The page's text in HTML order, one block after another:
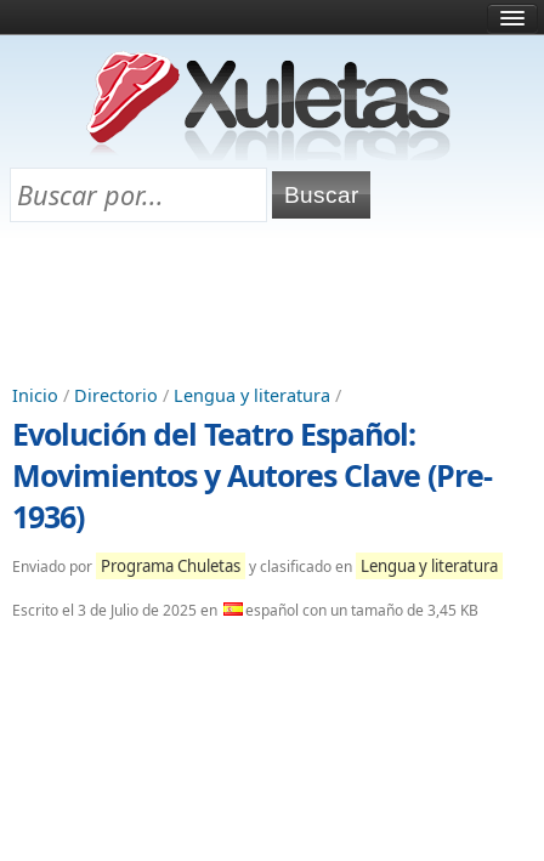
¿Qué es esto?
Directorio
Chuletas para exámenes
Inicio / Directorio / Lengua y literatura /
Evolución del Teatro Español:
Movimientos y Autores Clave (Pre-
1936)
Enviado por Programa Chuletas y clasificado en Lengua y literatura
Escrito el 3 de Julio de 2025 en español con un tamaño de 3,45 KB